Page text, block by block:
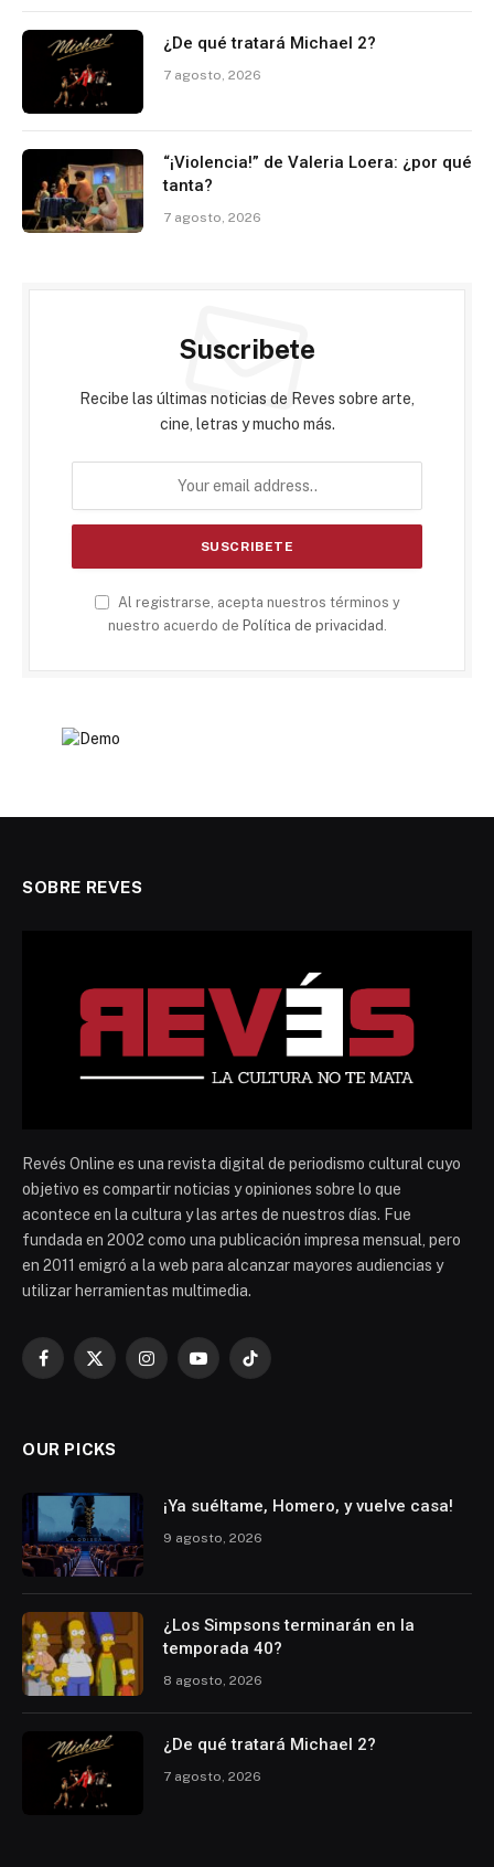
¿De qué tratará Michael 2?
7 agosto, 2026
“¡Violencia!” de Valeria Loera: ¿por qué
tanta?
7 agosto, 2026
Suscribete
Recibe las últimas noticias de Reves sobre arte,
cine, letras y mucho más.
Al registrarse, acepta nuestros términos y
nuestro acuerdo de Política de privacidad
SOBRE REVES
Revés Online es una revista digital de periodismo cultural cuyo
objetivo es compartir noticias y opiniones sobre lo que
acontece en la cultura y las artes de nuestros días. Fue
fundada en 2002 como una publicación impresa mensual, pero
en 2011 emigró a la web para alcanzar mayores audiencias y
utilizar herramientas multimedia.
Facebook
X
InstagramYouTubeTikTok
OUR PICKS
¡Ya suéltame, Homero, y vuelve casa!
9 agosto, 2026
¿Los Simpsons terminarán en la
temporada 40?
8 agosto, 2026
¿De qué tratará Michael 2?
7 agosto, 2026